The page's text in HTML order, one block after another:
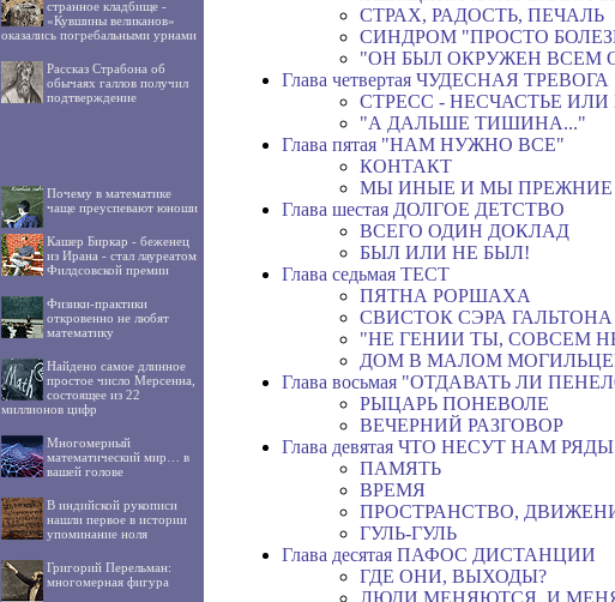
странное кладбище -
«Кувшины великанов»
оказались погребальными урнами
Рассказ Страбона об
обычаях галлов получил
подтверждение
Почему в математике
чаще преуспевают юноши
Кашер Биркар - беженец
из Ирана - стал лауреатом
Филдсовской премии
Физики-практики
откровенно не любят
математику
Найдено самое длинное
простое число Мерсенна,
состоящее из 22
миллионов цифр
Многомерный
математический мир… в
вашей голове
В индийской рукописи
нашли первое в истории
упоминание ноля
Григорий Перельман:
многомерная фигура
СТРАХ, РАДОСТЬ, ПЕЧАЛЬ
СИНДРОМ "ПРОСТО
"ОН БЫЛ ОКРУЖЕН ВСЕМ
Глава четвертая ЧУДЕСНАЯ ТРЕВОГА
СТРЕСС - НЕСЧАСТЬЕ ИЛИ
"А ДАЛЬШЕ ТИШИНА..."
Глава пятая "НАМ НУЖНО ВСЕ"
КОНТАКТ
МЫ ИНЫЕ И МЫ ПРЕЖНИЕ
Глава шестая ДОЛГОЕ ДЕТСТВО
ВСЕГО ОДИН ДОКЛАД
БЫЛ ИЛИ НE БЫЛ!
Глава седьмая ТЕСТ
ПЯТНА РОРШАХА
СВИСТОК СЭРА ГАЛЬТОНА
"НЕ ГЕНИИ ТЫ, СОВСЕМ
ДОМ В МАЛОМ
Глава восьмая "ОТДАВАТЬ ЛИ
РЫЦАРЬ ПОНЕВОЛЕ
ВЕЧЕРНИЙ РАЗГОВОР
Глава девятая ЧТО НЕСУТ НАМ
ПАМЯТЬ
ВРЕМЯ
ПРОСТРАНСТВО,
ГУЛЬ-ГУЛЬ
Глава десятая ПАФОС ДИСТАНЦИИ
ГДЕ ОНИ, ВЫХОДЫ?
ЛЮДИ МЕНЯЮТСЯ, И